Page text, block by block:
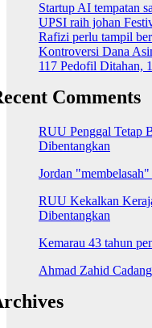
Startup AI tempatan
UPSI raih johan
Rafizi perlu tampil
Kontroversi Dana
117 Pedofil Ditahan,
Comments
RUU Penggal Tetap
Dibentangkan
Jordan
RUU Kekalkan
Dibentangkan
Kemarau 43 tahun
Ahmad Zahid